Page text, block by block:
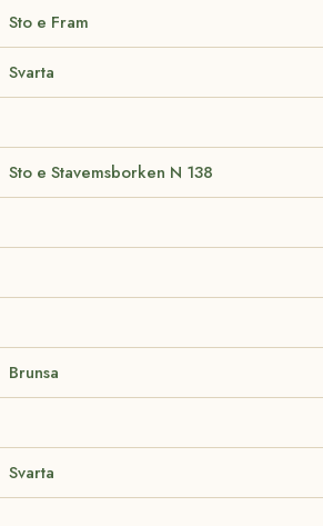
Sto e Fram
Svarta
Sto e Stavemsborken N 138
Brunsa
Svarta